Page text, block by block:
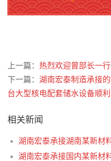
上一篇： 热烈欢迎曾部长一
下一篇： 湖南宏泰制造承接
台大型核电配套储水设备顺
相关新闻